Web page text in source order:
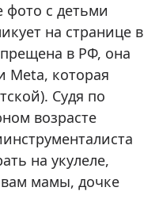
фото с детьми
на странице в
в РФ, она
Meta, которая
Судя по
возрасте
на укулеле,
мамы, дочке